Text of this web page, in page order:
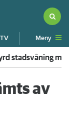
TV Meny
stadsvåning
av